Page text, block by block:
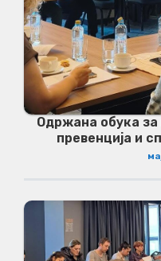
Одржана обука за
превенција и